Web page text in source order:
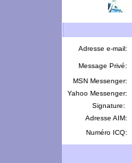
Adresse e-mail:
Message Privé:
MSN Messenger:
Yahoo Messenger:
Signature:
Adresse AIM:
Numéro ICQ: